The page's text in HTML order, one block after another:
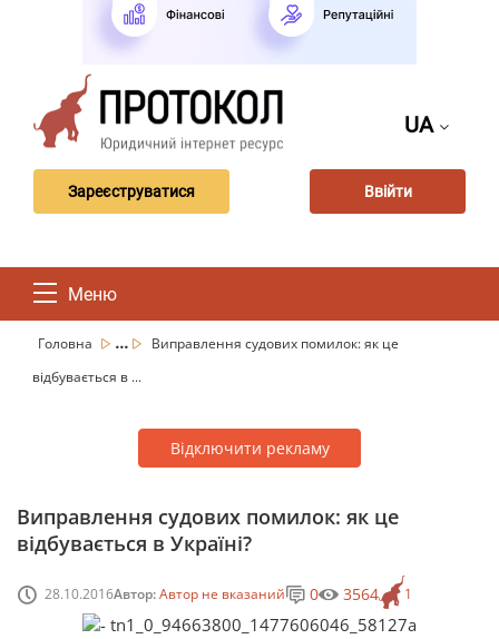
UA
Зареєструватися Ввійти
Меню
Головна ...
Виправлення судових помилок: як це
відбувається в ...
Відключити рекламу
Виправлення судових помилок: як це
відбувається в Україні?
28.10.2016Автор:Автор не вказаний 1
0 3564